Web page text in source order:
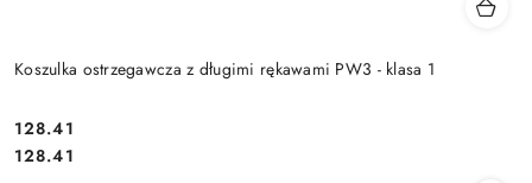
Koszulka ostrzegawcza z długimi rękawami PW3 - klasa 1
Cena:
128.41
Cena:
128.41